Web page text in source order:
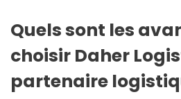
Quels sont les
choisir Daher
partenaire